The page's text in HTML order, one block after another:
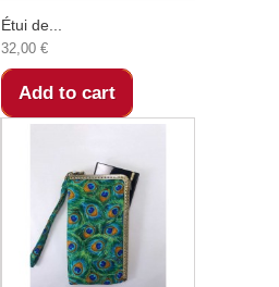
Étui de...
32,00 €
Add to cart